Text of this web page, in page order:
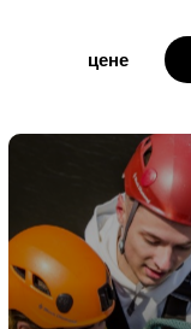
для дедушки
для бабушки
для кума
цене